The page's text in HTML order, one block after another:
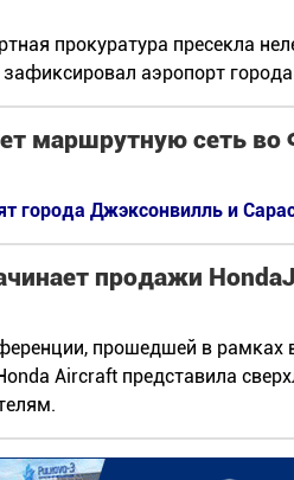
прокуратура пресекла
зафиксировал аэропорт
маршрутную сеть во
города Джэксонвилль и
продажи
прошедшей в рамках
Aircraft представила